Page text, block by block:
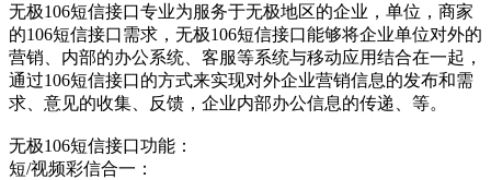
无极106短信接口专业为服务于无极地区的企业，单位，商家
的106短信接口需求，无极106短信接口能够将企业单位对外的
营销、内部的办公系统、客服等系统与移动应用结合在一起，
通过106短信接口的方式来实现对外企业营销信息的发布和需
求、意见的收集、反馈，企业内部办公信息的传递、等。
无极106短信接口功能：
短/视频彩信合一：